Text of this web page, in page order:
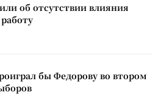
об отсутствии влияния
бы Федорову во втором